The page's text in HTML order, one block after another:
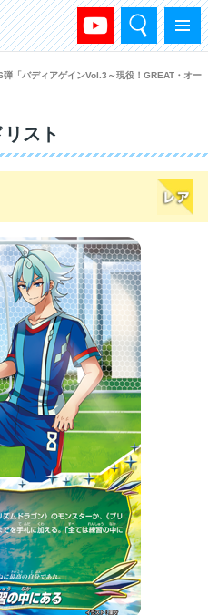
メニュー
検索
「バディアゲインVol.3～現役！GREAT・オー
スト